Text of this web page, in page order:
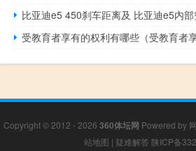
比亚迪e5 450刹车距离及 比亚迪e5内
受教育者享有的权利有哪些（受教育者
Copyright © 2012 - 2026 360体坛网 Powered by
站地图 | 疑难解答 陕ICP备